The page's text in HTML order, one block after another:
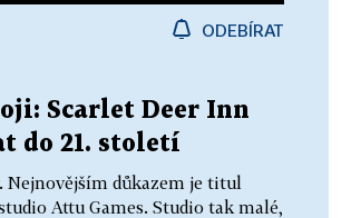
ODEBÍRAT
Scarlet Deer Inn
do 21. století
důkazem je titul
Attu Games. Studio tak malé,